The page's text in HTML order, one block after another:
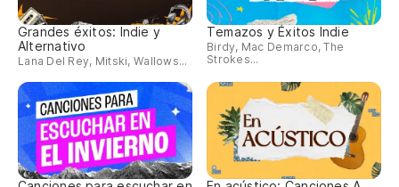
Grandes éxitos: Indie y
Alternativo
Lana Del Rey, Mitski, Wallows...
Temazos y Éxitos Indie
Birdy, Mac Demarco, The
Strokes...